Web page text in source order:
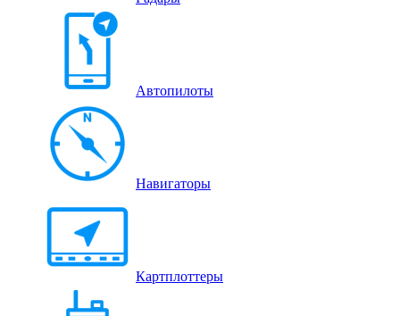
Автопилоты
Навигаторы
Картплоттеры